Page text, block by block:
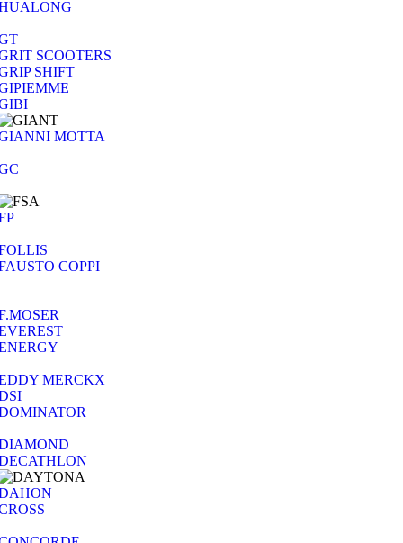
SCOOTERS
SHIFT
MOTTA
COPPI
MERCKX